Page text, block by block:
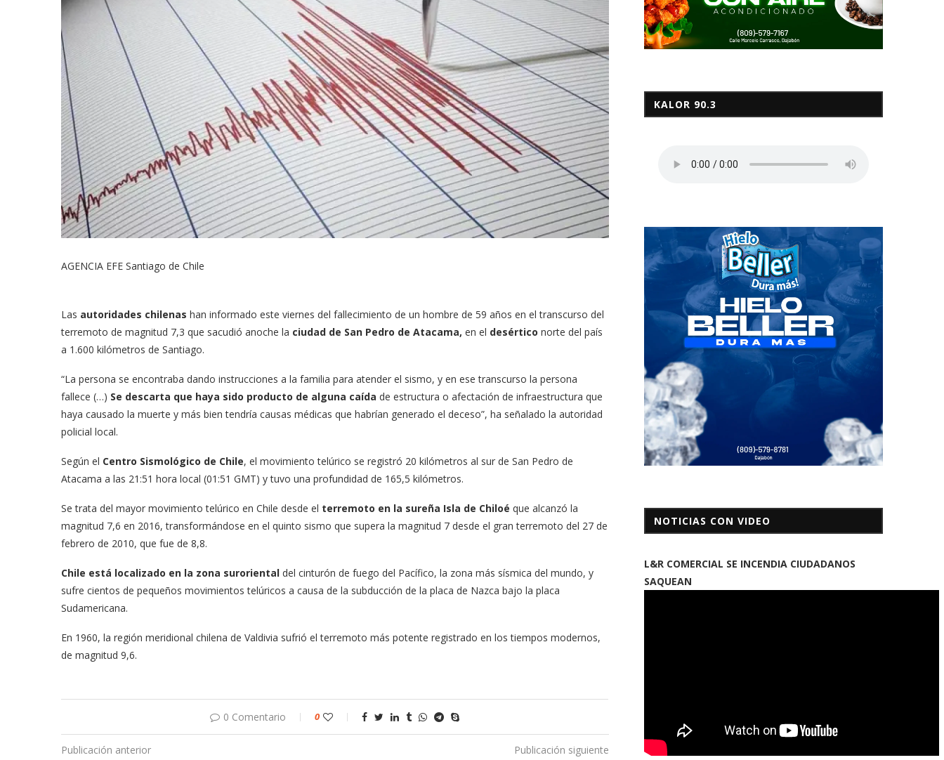
AGENCIA EFE Santiago de Chile
Las autoridades chilenas han informado este viernes del fallecimiento de un hombre de 59 años en el transcurso del
terremoto de magnitud 7,3 que sacudió anoche la ciudad de San Pedro de Atacama, en el desértico norte del país
a 1.600 kilómetros de Santiago.
“La persona se encontraba dando instrucciones a la familia para atender el sismo, y en ese transcurso la persona
fallece (…) Se descarta que haya sido producto de alguna caída de estructura o afectación de infraestructura que
haya causado la muerte y más bien tendría causas médicas que habrían generado el deceso”, ha señalado la autoridad
policial local.
Según el Centro Sismológico de Chile, el movimiento telúrico se registró 20 kilómetros al sur de San Pedro de
Atacama a las 21:51 hora local (01:51 GMT) y tuvo una profundidad de 165,5 kilómetros.
Se trata del mayor movimiento telúrico en Chile desde el terremoto en la sureña Isla de Chiloé que alcanzó la
magnitud 7,6 en 2016, transformándose en el quinto sismo que supera la magnitud 7 desde el gran terremoto del 27 de
febrero de 2010, que fue de 8,8.
Chile está localizado en la zona suroriental del cinturón de fuego del Pacífico, la zona más sísmica del mundo, y
sufre cientos de pequeños movimientos telúricos a causa de la subducción de la placa de Nazca bajo la placa
Sudamericana.
En 1960, la región meridional chilena de Valdivia sufrió el terremoto más potente registrado en los tiempos modernos,
de magnitud 9,6.
0 Comentario 0
Publicación anterior
Publicación siguiente
KALOR 90.3
NOTICIAS CON VIDEO
L&R COMERCIAL SE INCENDIA CIUDADANOS
SAQUEAN